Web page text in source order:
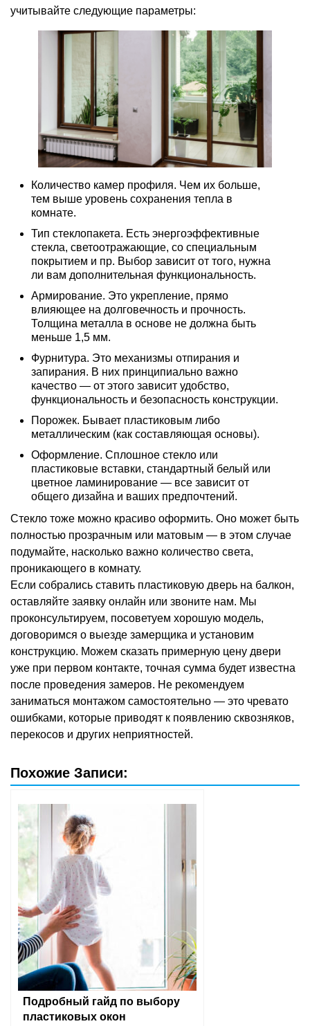
учитывайте следующие параметры:
Количество камер профиля. Чем их больше,
тем выше уровень сохранения тепла в
комнате.
Тип стеклопакета. Есть энергоэффективные
стекла, светоотражающие, со специальным
покрытием и пр. Выбор зависит от того, нужна
ли вам дополнительная функциональность.
Армирование. Это укрепление, прямо
влияющее на долговечность и прочность.
Толщина металла в основе не должна быть
меньше 1,5 мм.
Фурнитура. Это механизмы отпирания и
запирания. В них принципиально важно
качество — от этого зависит удобство,
функциональность и безопасность конструкции.
Порожек. Бывает пластиковым либо
металлическим (как составляющая основы).
Оформление. Сплошное стекло или
пластиковые вставки, стандартный белый или
цветное ламинирование — все зависит от
общего дизайна и ваших предпочтений.
Стекло тоже можно красиво оформить. Оно может быть
полностью прозрачным или матовым — в этом случае
подумайте, насколько важно количество света,
проникающего в комнату.
Если собрались ставить пластиковую дверь на балкон,
оставляйте заявку онлайн или звоните нам. Мы
проконсультируем, посоветуем хорошую модель,
договоримся о выезде замерщика и установим
конструкцию. Можем сказать примерную цену двери
уже при первом контакте, точная сумма будет известна
после проведения замеров. Не рекомендуем
заниматься монтажом самостоятельно — это чревато
ошибками, которые приводят к появлению сквозняков,
перекосов и других неприятностей.
Похожие Записи:
Подробный гайд по выбору
пластиковых окон